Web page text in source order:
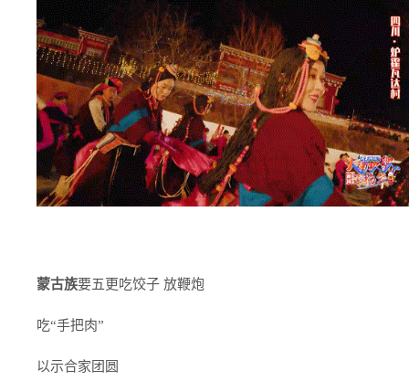
蒙古族要五更吃饺子 放鞭炮
吃“手把肉”
以示合家团圆